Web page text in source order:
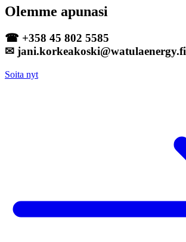
Olemme apunasi
☎ +358 45 802 5585
✉ jani.korkeakoski@watulaenergy.fi
Soita nyt